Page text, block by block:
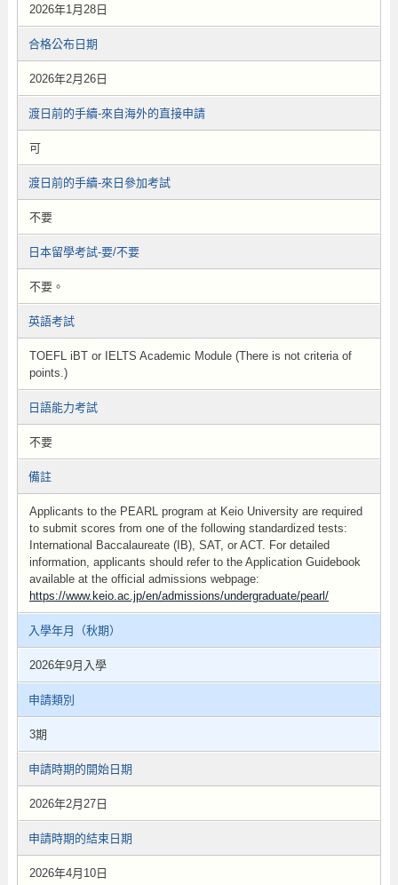
2026年1月28日
合格公布日期
2026年2月26日
渡日前的手續-來自海外的直接申請
可
渡日前的手續-來日參加考試
不要
日本留學考試-要/不要
不要。
英語考試
TOEFL iBT or IELTS Academic Module (There is not criteria of
points.)
日語能力考試
不要
備註
Applicants to the PEARL program at Keio University are required
to submit scores from one of the following standardized tests:
International Baccalaureate (IB) , SAT, or ACT. For detailed
information, applicants should refer to the Application Guidebook
available at the official admissions webpage:
https://www.keio.ac.jp/en/admissions/undergraduate/pearl/
入學年月（秋期）
2026年9月入學
申請類別
3期
申請時期的開始日期
2026年2月27日
申請時期的結束日期
2026年4月10日